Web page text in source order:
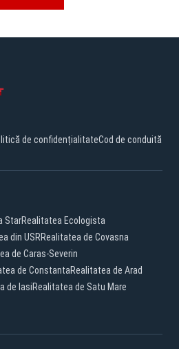
de confidențialitateCod de conduită
StarRealitatea Ecologista
din USRRealitatea de Covasna
de Caras-Severin
de ConstantaRealitatea de Arad
de IasiRealitatea de Satu Mare